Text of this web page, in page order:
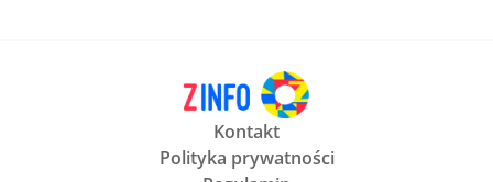
Kontakt
Polityka prywatności